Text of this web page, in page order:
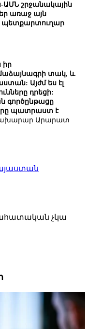
ԱՄՆ շրջանակային
առաջ այն
պետքարտուղար
իր
տակ, և
Այժմ ես էլ
դրեցի:
գործընթացը
պատրաստ է
Արարատ
չկա